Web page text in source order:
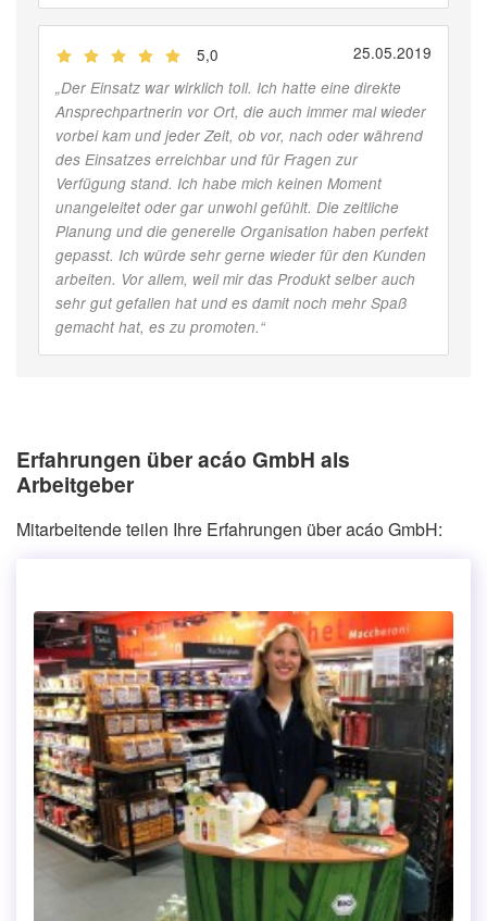
5,0 25.05.2019
„Der Einsatz war wirklich toll. Ich hatte eine direkte
Ansprechpartnerin vor Ort, die auch immer mal wieder
vorbei kam und jeder Zeit, ob vor, nach oder während
des Einsatzes erreichbar und für Fragen zur
Verfügung stand. Ich habe mich keinen Moment
unangeleitet oder gar unwohl gefühlt. Die zeitliche
Planung und die generelle Organisation haben perfekt
gepasst. Ich würde sehr gerne wieder für den Kunden
arbeiten. Vor allem, weil mir das Produkt selber auch
sehr gut gefallen hat und es damit noch mehr Spaß
gemacht hat, es zu promoten.“
Erfahrungen über acáo GmbH als
Arbeitgeber
Mitarbeitende teilen Ihre Erfahrungen über acáo GmbH: